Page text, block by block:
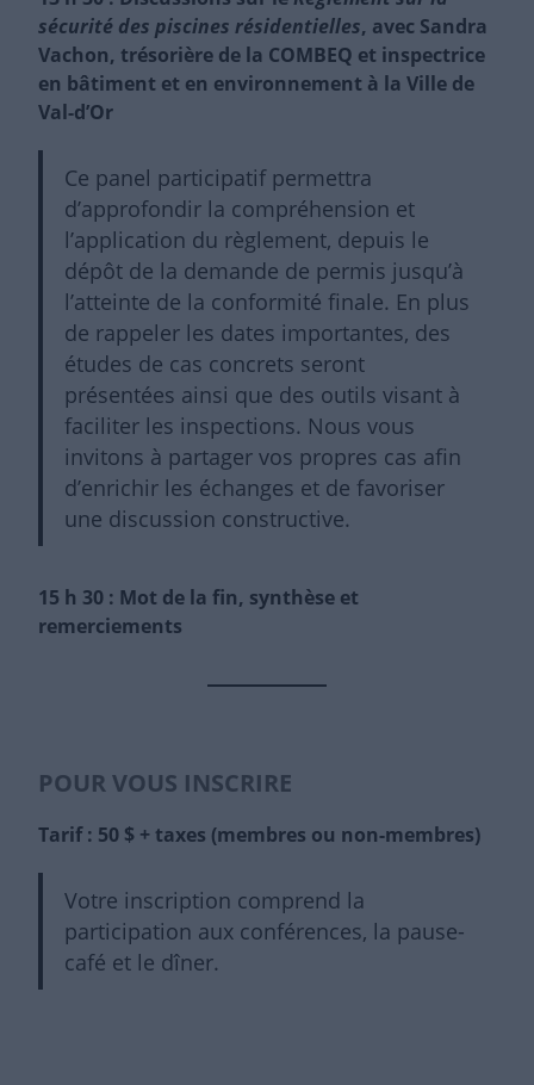
sécurité des piscines résidentielles, avec Sandra
Vachon, trésorière de la COMBEQ et inspectrice
en bâtiment et en environnement à la Ville de
Val-d’Or
Ce panel participatif permettra
d’approfondir la compréhension et
l’application du règlement, depuis le
dépôt de la demande de permis jusqu’à
l’atteinte de la conformité finale. En plus
de rappeler les dates importantes, des
études de cas concrets seront
présentées ainsi que des outils visant à
faciliter les inspections. Nous vous
invitons à partager vos propres cas afin
d’enrichir les échanges et de favoriser
une discussion constructive.
15 h 30 : Mot de la fin, synthèse et
remerciements
POUR VOUS INSCRIRE
Tarif : 50 $ + taxes (membres ou non-membres)
Votre inscription comprend la
participation aux conférences, la pause-
café et le dîner.